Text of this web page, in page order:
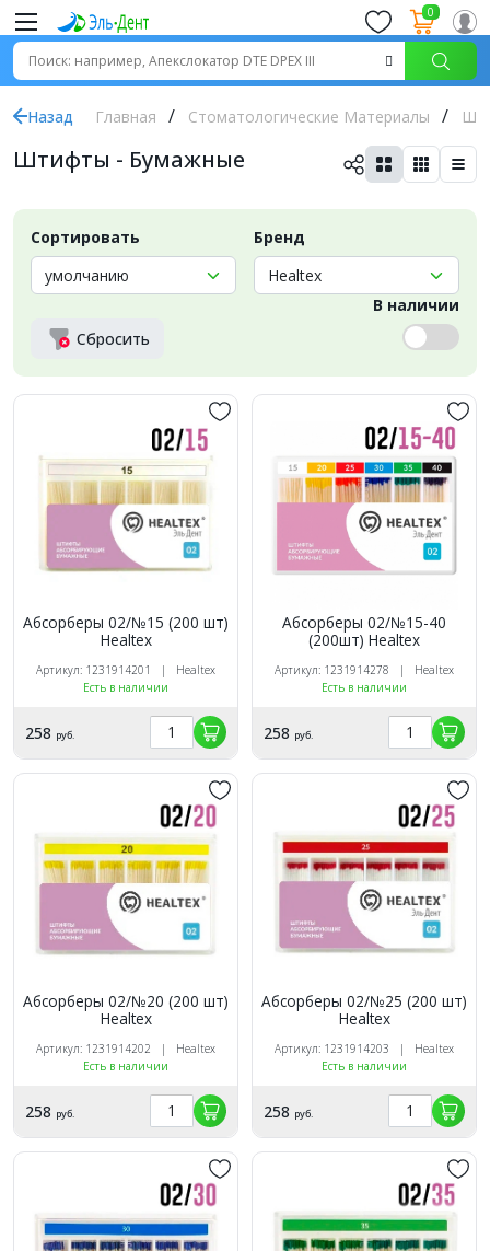
0
Назад Главная Стоматологические Материалы
Штифты - Бумажные
Сортировать Бренд
Сбросить
В наличии
Абсорберы 02/№15 (200 шт)
Healtex
Артикул: 1231914201 | Healtex
Есть в наличии
258 руб.
Абсорберы 02/№15-40
(200шт) Healtex
Артикул: 1231914278 | Healtex
Есть в наличии
258 руб.
Абсорберы 02/№20 (200 шт)
Healtex
Артикул: 1231914202 | Healtex
Есть в наличии
258 руб.
Абсорберы 02/№25 (200 шт)
Healtex
Артикул: 1231914203 | Healtex
Есть в наличии
258 руб.